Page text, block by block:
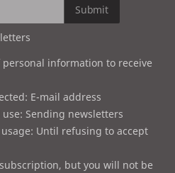
Submit
information to receive
E-mail address
Sending newsletters
Until refusing to accept
but you will not be